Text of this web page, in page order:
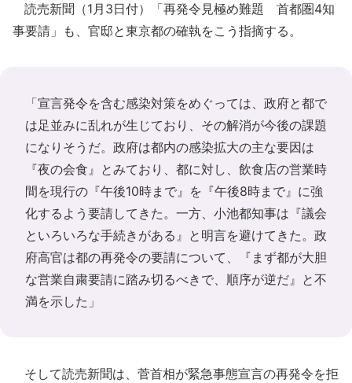
読売新聞（1月3日付）「再発令見極め難題 首都圏4知
事要請」も、官邸と東京都の確執をこう指摘する。
「宣言発令を含む感染対策をめぐっては、政府と都で
は足並みに乱れが生じており、その解消が今後の課題
になりそうだ。政府は都内の感染拡大の主な要因は
『夜の会食』とみており、都に対し、飲食店の営業時
間を現行の『午後10時まで』を『午後8時まで』に強
化するよう要請してきた。一方、小池都知事は『議会
といろいろな手続きがある』と明言を避けてきた。政
府高官は都の再発令の要請について、『まず都が大胆
な営業自粛要請に踏み切るべきで、順序が逆だ』と不
満を示した」
そして読売新聞は、菅首相が緊急事態宣言の再発令を拒